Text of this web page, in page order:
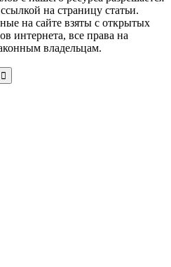
на страницу статьи.
на сайте взяты с открытых
интернета, все права на
владельцам.